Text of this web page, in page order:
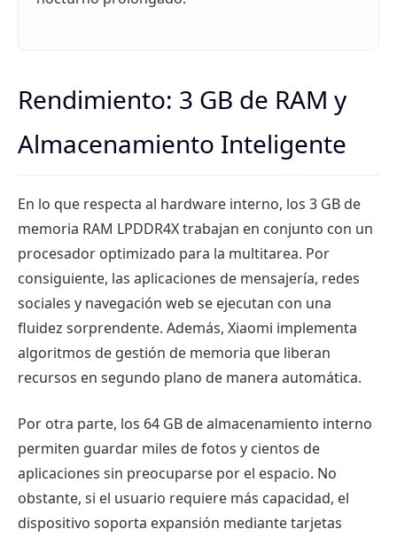
Rendimiento: 3 GB de RAM y
Almacenamiento Inteligente
En lo que respecta al hardware interno, los 3 GB de
memoria RAM LPDDR4X trabajan en conjunto con un
procesador optimizado para la multitarea. Por
consiguiente, las aplicaciones de mensajería, redes
sociales y navegación web se ejecutan con una
fluidez sorprendente. Además, Xiaomi implementa
algoritmos de gestión de memoria que liberan
recursos en segundo plano de manera automática.
Por otra parte, los 64 GB de almacenamiento interno
permiten guardar miles de fotos y cientos de
aplicaciones sin preocuparse por el espacio. No
obstante, si el usuario requiere más capacidad, el
dispositivo soporta expansión mediante tarjetas